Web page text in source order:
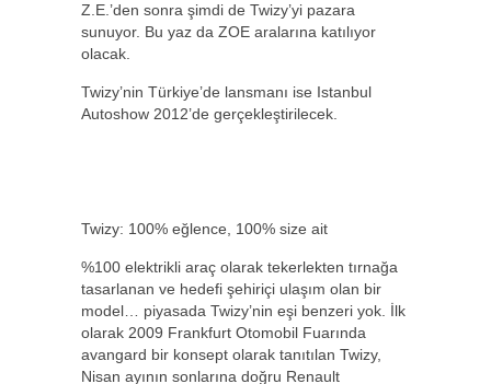
Z.E.’den sonra şimdi de Twizy’yi pazara
sunuyor. Bu yaz da ZOE aralarına katılıyor
olacak.
Twizy’nin Türkiye’de lansmanı ise Istanbul
Autoshow 2012’de gerçekleştirilecek.
Twizy: 100% eğlence, 100% size ait
%100 elektrikli araç olarak tekerlekten tırnağa
tasarlanan ve hedefi şehiriçi ulaşım olan bir
model… piyasada Twizy’nin eşi benzeri yok. İlk
olarak 2009 Frankfurt Otomobil Fuarında
avangard bir konsept olarak tanıtılan Twizy,
Nisan ayının sonlarına doğru Renault